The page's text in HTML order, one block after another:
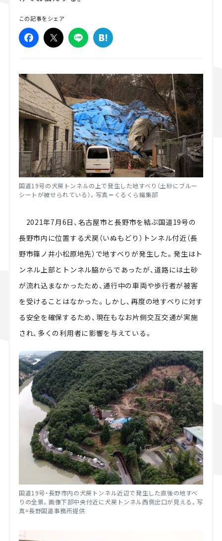
この記事をシェア
国道19号の犬戻トンネルの上で発生した地すべり（土砂にブルー
シートが被せられている）。写真＝くるくら編集部
2021年7月6日、名古屋市と長野市を結ぶ国道19号の
長野市内に位置する犬戻（いぬもどり）トンネル付近（長
野市篠ノ井小松原地先）で地すべりが発生した。発生はト
ンネル上部とトンネル脇からであったが、道路には土砂
が流れ込まなかったため、通行中の車両や歩行者が被害
を受けることはなかった。しかし、再度の地すべりに対す
る安全を確保するため、現在もなお片側交互交通が実施
され、多くの利用者に影響を与えている。
国道19号・長野市内の犬戻トンネル近辺で発生した直後の地すべ
りの全景。画像下部中央付近に犬戻トンネル西側出口が見える。写
真=長野国道事務所提供